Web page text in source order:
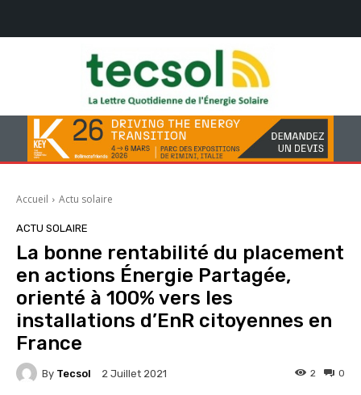
Accueil Actu solaire
ACTU SOLAIRE
La bonne rentabilité du placement
en actions Énergie Partagée,
orienté à 100% vers les
installations d’EnR citoyennes en
France
By Tecsol 2 Juillet 2021 0
2